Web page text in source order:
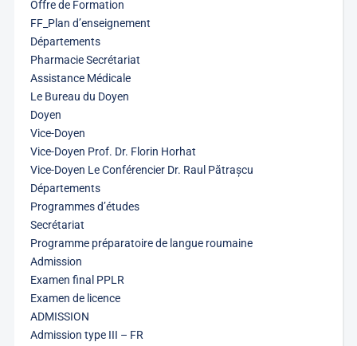
Offre de Formation
FF_Plan d’enseignement
Départements
Pharmacie Secrétariat
Assistance Médicale
Le Bureau du Doyen
Doyen
Vice-Doyen
Vice-Doyen Prof. Dr. Florin Horhat
Vice-Doyen Le Conférencier Dr. Raul Pătrașcu
Départements
Programmes d’études
Secrétariat
Programme préparatoire de langue roumaine
Admission
Examen final PPLR
Examen de licence
ADMISSION
Admission type III – FR